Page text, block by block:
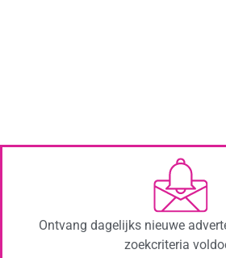
Ontvang dagelijks nieuwe
zoekcriteria